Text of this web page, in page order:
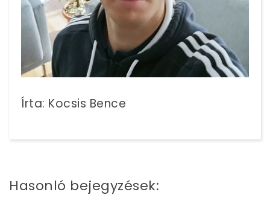
Írta: Kocsis Bence
Hasonló bejegyzések: